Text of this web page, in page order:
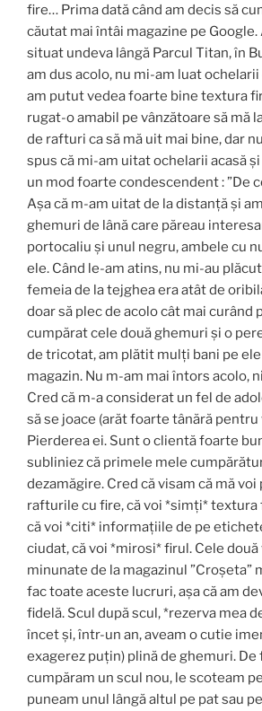
fire… Prima dată când am decis să
căutat mai întâi magazine pe
situat undeva lângă Parcul Titan, în
am dus acolo, nu mi-am luat ochelarii
am putut vedea foarte bine textura
rugat-o amabil pe vânzătoare să mă
de rafturi ca să mă uit mai bine, dar
spus că mi-am uitat ochelarii acasă
un mod foarte condescendent : ”De
Așa că m-am uitat de la distanță și
ghemuri de lână care păreau
portocaliu și unul negru, ambele cu
ele. Când le-am atins, nu mi-au
femeia de la tejghea era atât de
doar să plec de acolo cât mai curând
cumpărat cele două ghemuri și o
de tricotat, am plătit mulți bani pe
magazin. Nu m-am mai întors acolo,
Cred că m-a considerat un fel de
să se joace (arăt foarte tânără pentru
Pierderea ei. Sunt o clientă foarte
subliniez că primele mele
dezamăgire. Cred că visam că mă
rafturile cu fire, că voi *simți* textura
că voi *citi* informațiile de pe
ciudat, că voi *mirosi* firul. Cele două
minunate de la magazinul ”Croșeta”
fac toate aceste lucruri, așa că am
fidelă. Scul după scul, *rezerva mea
încet și, într-un an, aveam o cutie
exagerez puțin) plină de ghemuri. De
cumpăram un scul nou, le scoteam
puneam unul lângă altul pe pat sau